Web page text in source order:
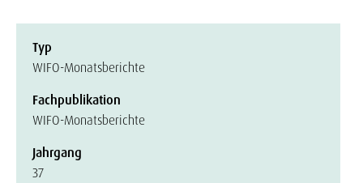
Typ
WIFO-Monatsberichte
Fachpublikation
WIFO-Monatsberichte
Jahrgang
37